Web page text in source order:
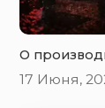
O
17 Июня,